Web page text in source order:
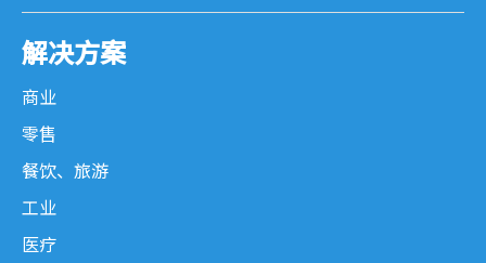
解决方案
商业
零售
餐饮、旅游
工业
医疗